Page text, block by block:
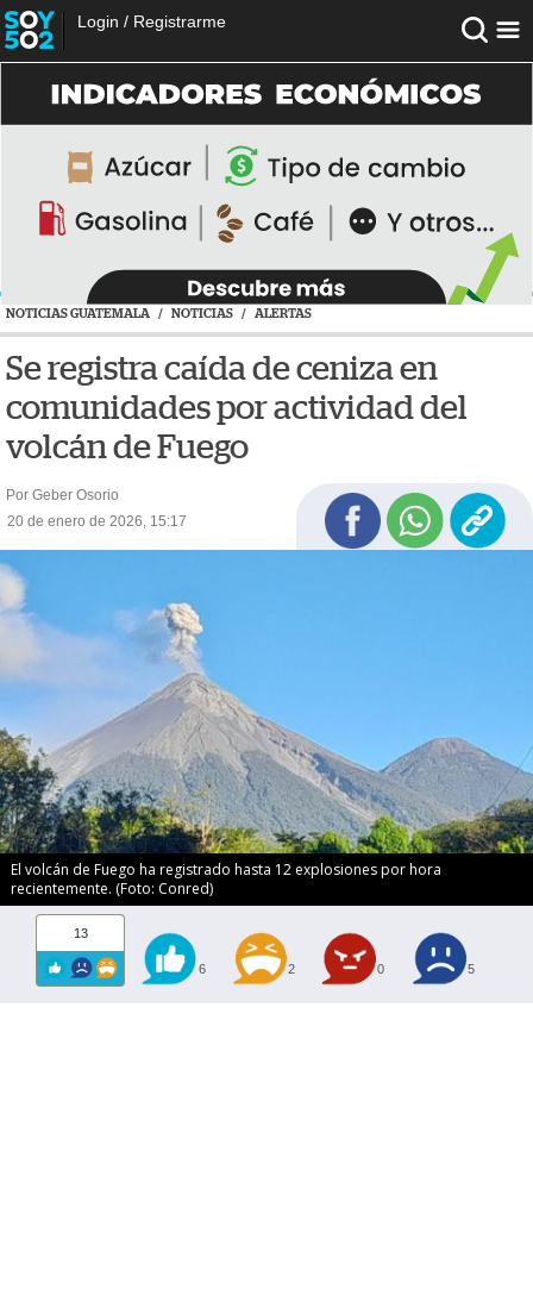
Login / Registrarme
NOTICIAS GUATEMALA / NOTICIAS / ALERTAS
Se registra caída de ceniza en
comunidades por actividad del
volcán de Fuego
Por Geber Osorio
20 de enero de 2026, 15:17
El volcán de Fuego ha registrado hasta 12 explosiones por hora
recientemente. (Foto: Conred)
13
6 2 0 5